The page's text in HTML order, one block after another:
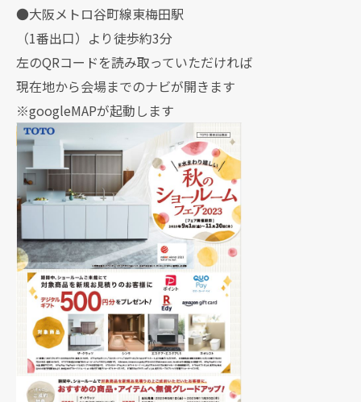
●大阪メトロ谷町線東梅田駅
（1番出口）より徒歩約3分
左のQRコードを読み取っていただければ
現在地から会場までのナビが開きます
※googleMAPが起動します